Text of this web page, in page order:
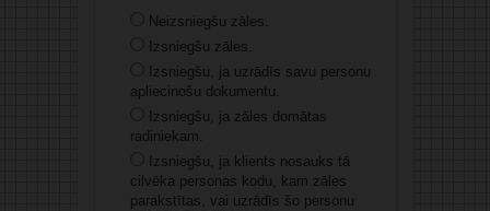
Neizsniegšu zāles.
Izsniegšu zāles.
Izsniegšu, ja uzrādīs savu personu
apliecinošu dokumentu.
Izsniegšu, ja zāles domātas
radiniekam.
Izsniegšu, ja klients nosauks tā
cilvēka personas kodu, kam zāles
parakstītas, vai uzrādīs šo personu